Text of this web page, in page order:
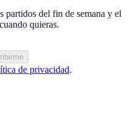
partidos del fin de semana y el
quieras.
de privacidad.